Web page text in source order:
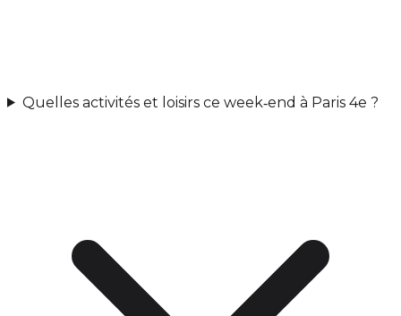
Quelles activités et loisirs ce week‑end à Paris 4e ?